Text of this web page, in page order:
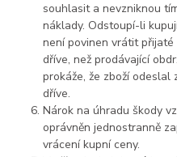
souhlasit a nevzniknou
náklady. Odstoupí-li
není povinen vrátit přijaté
dříve, než prodávající
prokáže, že zboží
dříve.
Nárok na úhradu škody
oprávněn jednostranně
vrácení kupní ceny.